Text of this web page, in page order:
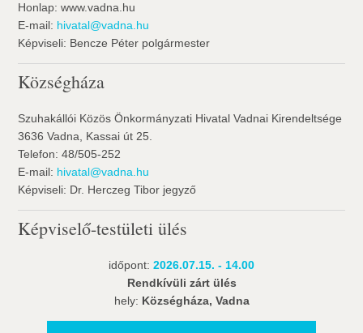
Honlap: www.vadna.hu
E-mail: hivatal@vadna.hu
Képviseli: Bencze Péter polgármester
Községháza
Szuhakállói Közös Önkormányzati Hivatal Vadnai Kirendeltsége
3636 Vadna, Kassai út 25.
Telefon: 48/505-252
E-mail: hivatal@vadna.hu
Képviseli: Dr. Herczeg Tibor jegyző
Képviselő-testületi ülés
időpont: 2026.07.15. - 14.00
Rendkívüli zárt ülés
hely: Községháza, Vadna